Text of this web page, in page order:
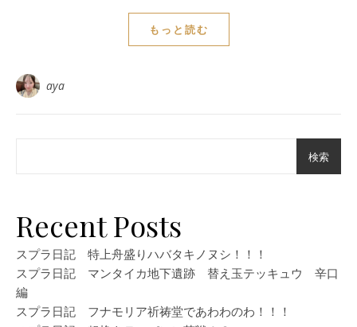
もっと読む
aya
検索
Recent Posts
スプラ日記 特上舟盛りハバタキノヌシ！！！
スプラ日記 マンタイカ地下遺跡 替え玉テッキュウ 辛口
編
スプラ日記 フナモリア祈祷堂であわわのわ！！！